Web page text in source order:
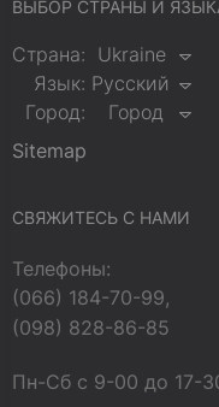
ВЫБОР СТРАНЫ И
Страна: Ukraine
Язык: Русский
Город:
Город
Sitemap
СВЯЖИТЕСЬ С НАМИ
Телефоны:
(066) 184-70-99,
(098) 828-86-85
Пн-Сб с 9-00 до 17-